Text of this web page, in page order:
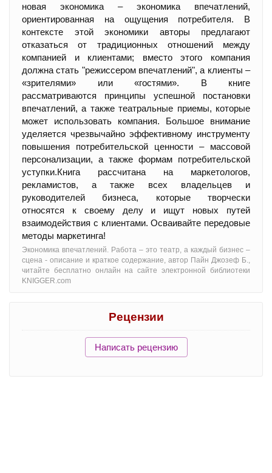
новая экономика – экономика впечатлений,
ориентированная на ощущения потребителя. В
контексте этой экономики авторы предлагают
отказаться от традиционных отношений между
компанией и клиентами; вместо этого компания
должна стать "режиссером впечатлений", а клиенты –
«зрителями» или «гостями». В книге
рассматриваются принципы успешной постановки
впечатлений, а также театральные приемы, которые
может использовать компания. Большое внимание
уделяется чрезвычайно эффективному инструменту
повышения потребительской ценности – массовой
персонализации, а также формам потребительской
уступки.Книга рассчитана на маркетологов,
рекламистов, а также всех владельцев и
руководителей бизнеса, которые творчески
относятся к своему делу и ищут новых путей
взаимодействия с клиентами. Осваивайте передовые
методы маркетинга!
Экономика впечатлений. Работа – это театр, а каждый бизнес –
сцена - oписание и краткое содержание, автор Пайн Джозеф Б.,
читайте бесплатно онлайн на сайте электронной библиотеки
KNIGGER.com
Рецензии
Написать рецензию